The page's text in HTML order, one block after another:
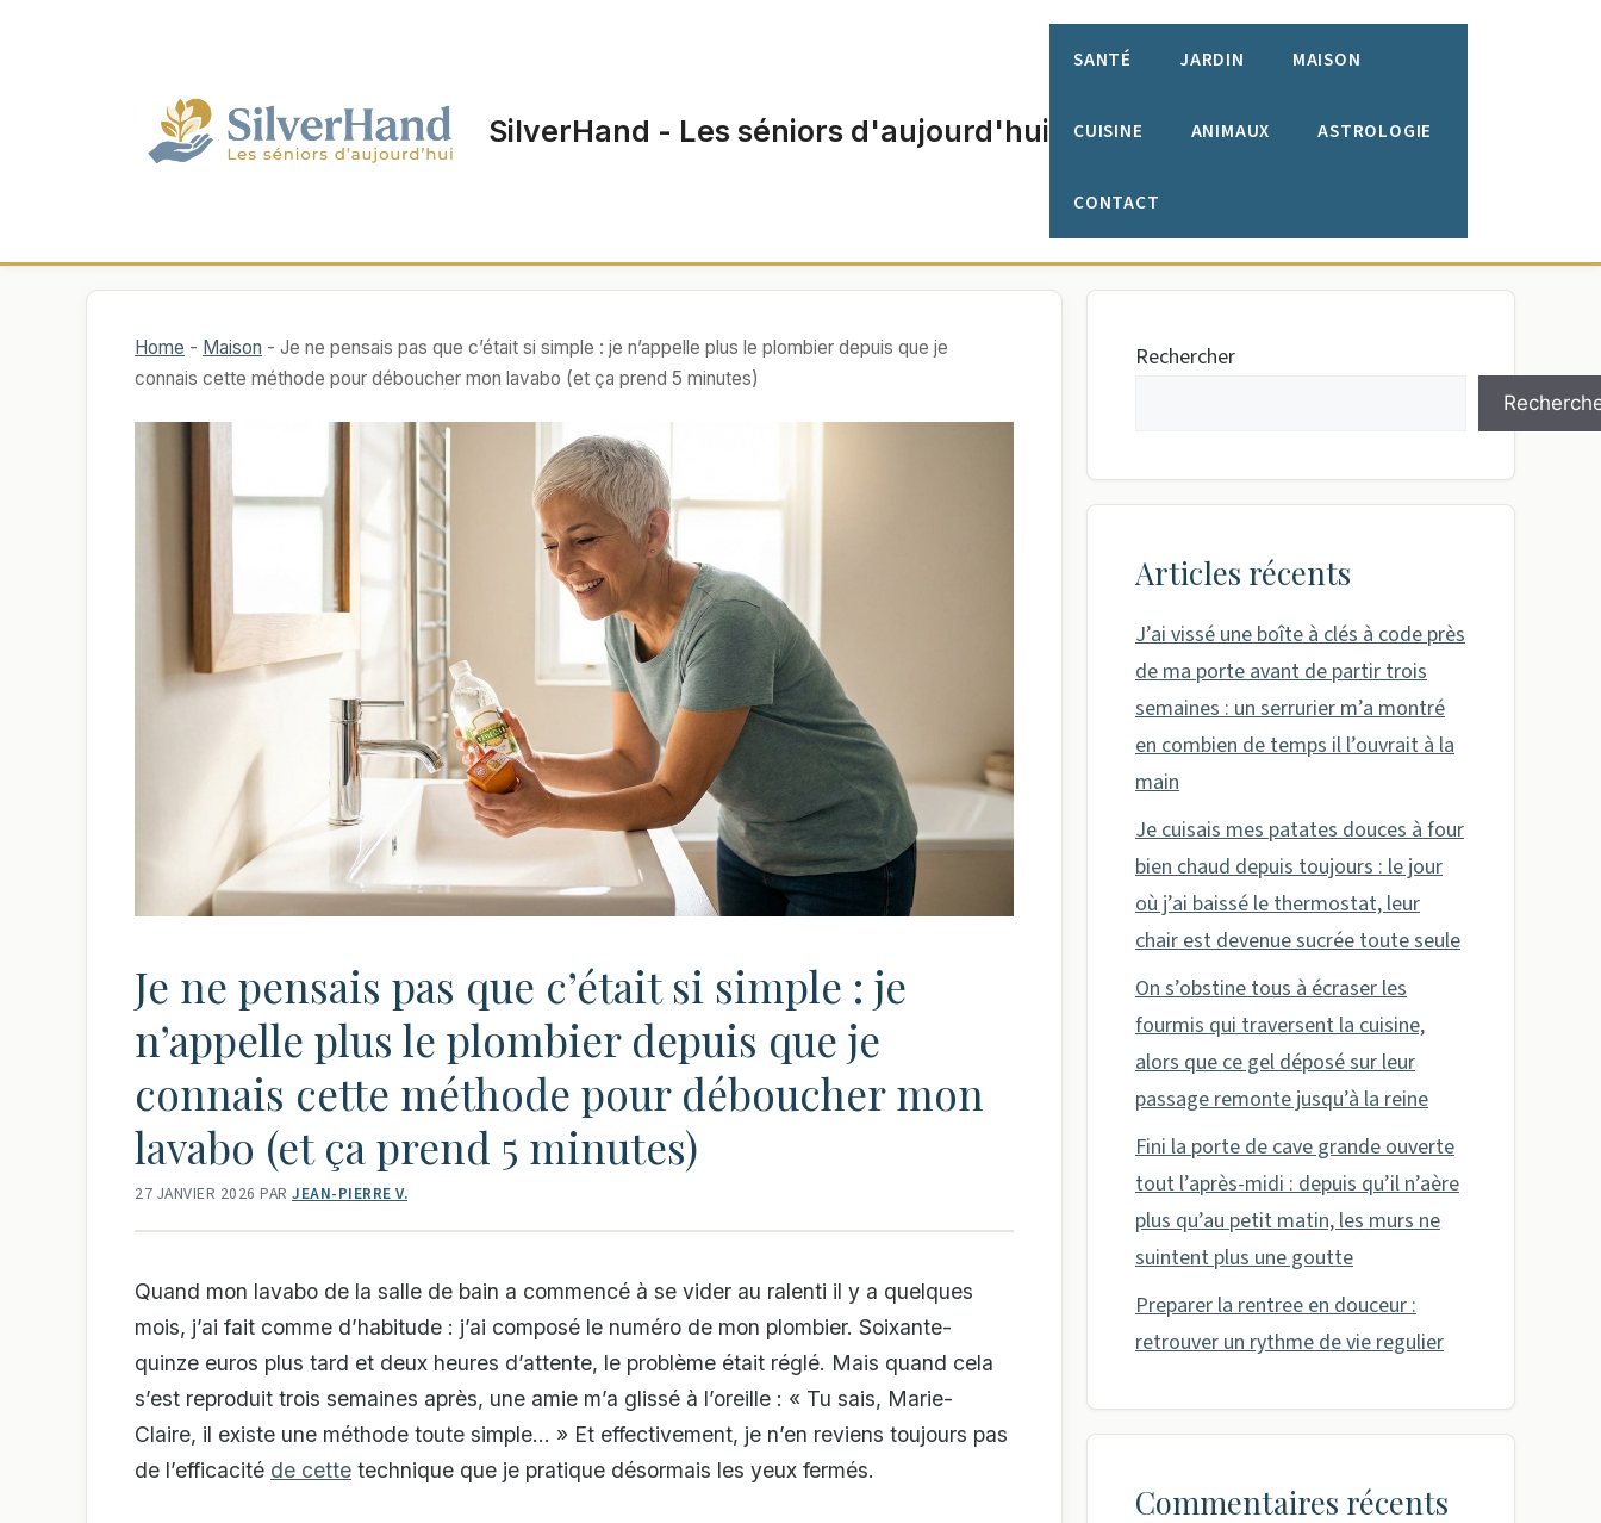
SilverHand - Les séniors d'aujourd'hui
SANTÉ JARDIN MAISON
CUISINE ANIMAUX ASTROLOGIE
CONTACT
Home - Maison - Je ne pensais pas que c’était si simple : je n’appelle plus le plombier depuis que je
connais cette méthode pour déboucher mon lavabo (et ça prend 5 minutes)
Je ne pensais pas que c’était si simple : je
n’appelle plus le plombier depuis que je
connais cette méthode pour déboucher mon
lavabo (et ça prend 5 minutes)
27 JANVIER 2026 PAR JEAN-PIERRE V.
Quand mon lavabo de la salle de bain a commencé à se vider au ralenti il y a quelques
mois, j’ai fait comme d’habitude : j’ai composé le numéro de mon plombier. Soixante-
quinze euros plus tard et deux heures d’attente, le problème était réglé. Mais quand cela
s’est reproduit trois semaines après, une amie m’a glissé à l’oreille : « Tu sais, Marie-
Claire, il existe une méthode toute simple… » Et effectivement, je n’en reviens toujours pas
de l’efficacité de cette technique que je pratique désormais les yeux fermés.
Rechercher
Articles récents
J’ai vissé une boîte à clés à code près
de ma porte avant de partir trois
semaines : un serrurier m’a montré
en combien de temps il l’ouvrait à la
main
Je cuisais mes patates douces à four
bien chaud depuis toujours : le jour
où j’ai baissé le thermostat, leur
chair est devenue sucrée toute seule
On s’obstine tous à écraser les
fourmis qui traversent la cuisine,
alors que ce gel déposé sur leur
passage remonte jusqu’à la reine
Fini la porte de cave grande ouverte
tout l’après-midi : depuis qu’il n’aère
plus qu’au petit matin, les murs ne
suintent plus une goutte
Preparer la rentree en douceur :
retrouver un rythme de vie regulier
Commentaires récents